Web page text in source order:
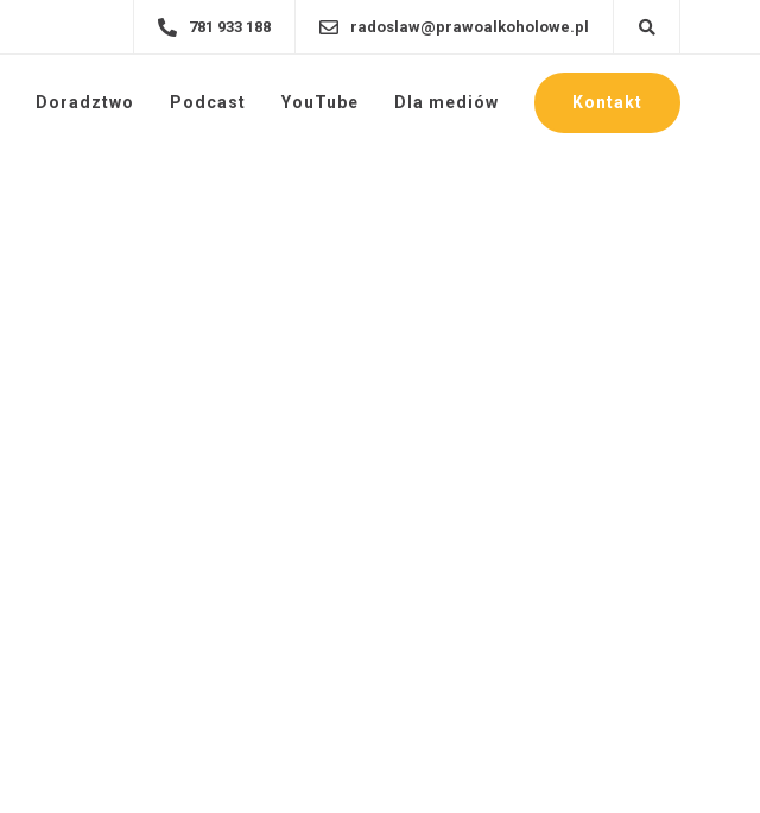
781 933 188 radoslaw@prawoalkoholowe.pl
Doradztwo Podcast YouTube Dla mediów Kontakt